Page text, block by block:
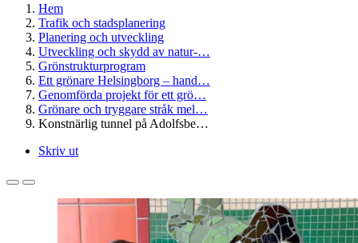
Hem
Trafik och stadsplanering
Planering och utveckling
Utveckling och skydd av natur-…
Grönstrukturprogram
Ett grönare Helsingborg – hand…
Genomförda projekt för ett grö…
Grönare och tryggare stråk mel…
Konstnärlig tunnel på Adolfsbe…
Skriv ut